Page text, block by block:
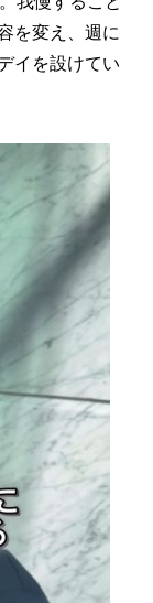
を変え、週に
イを設けてい